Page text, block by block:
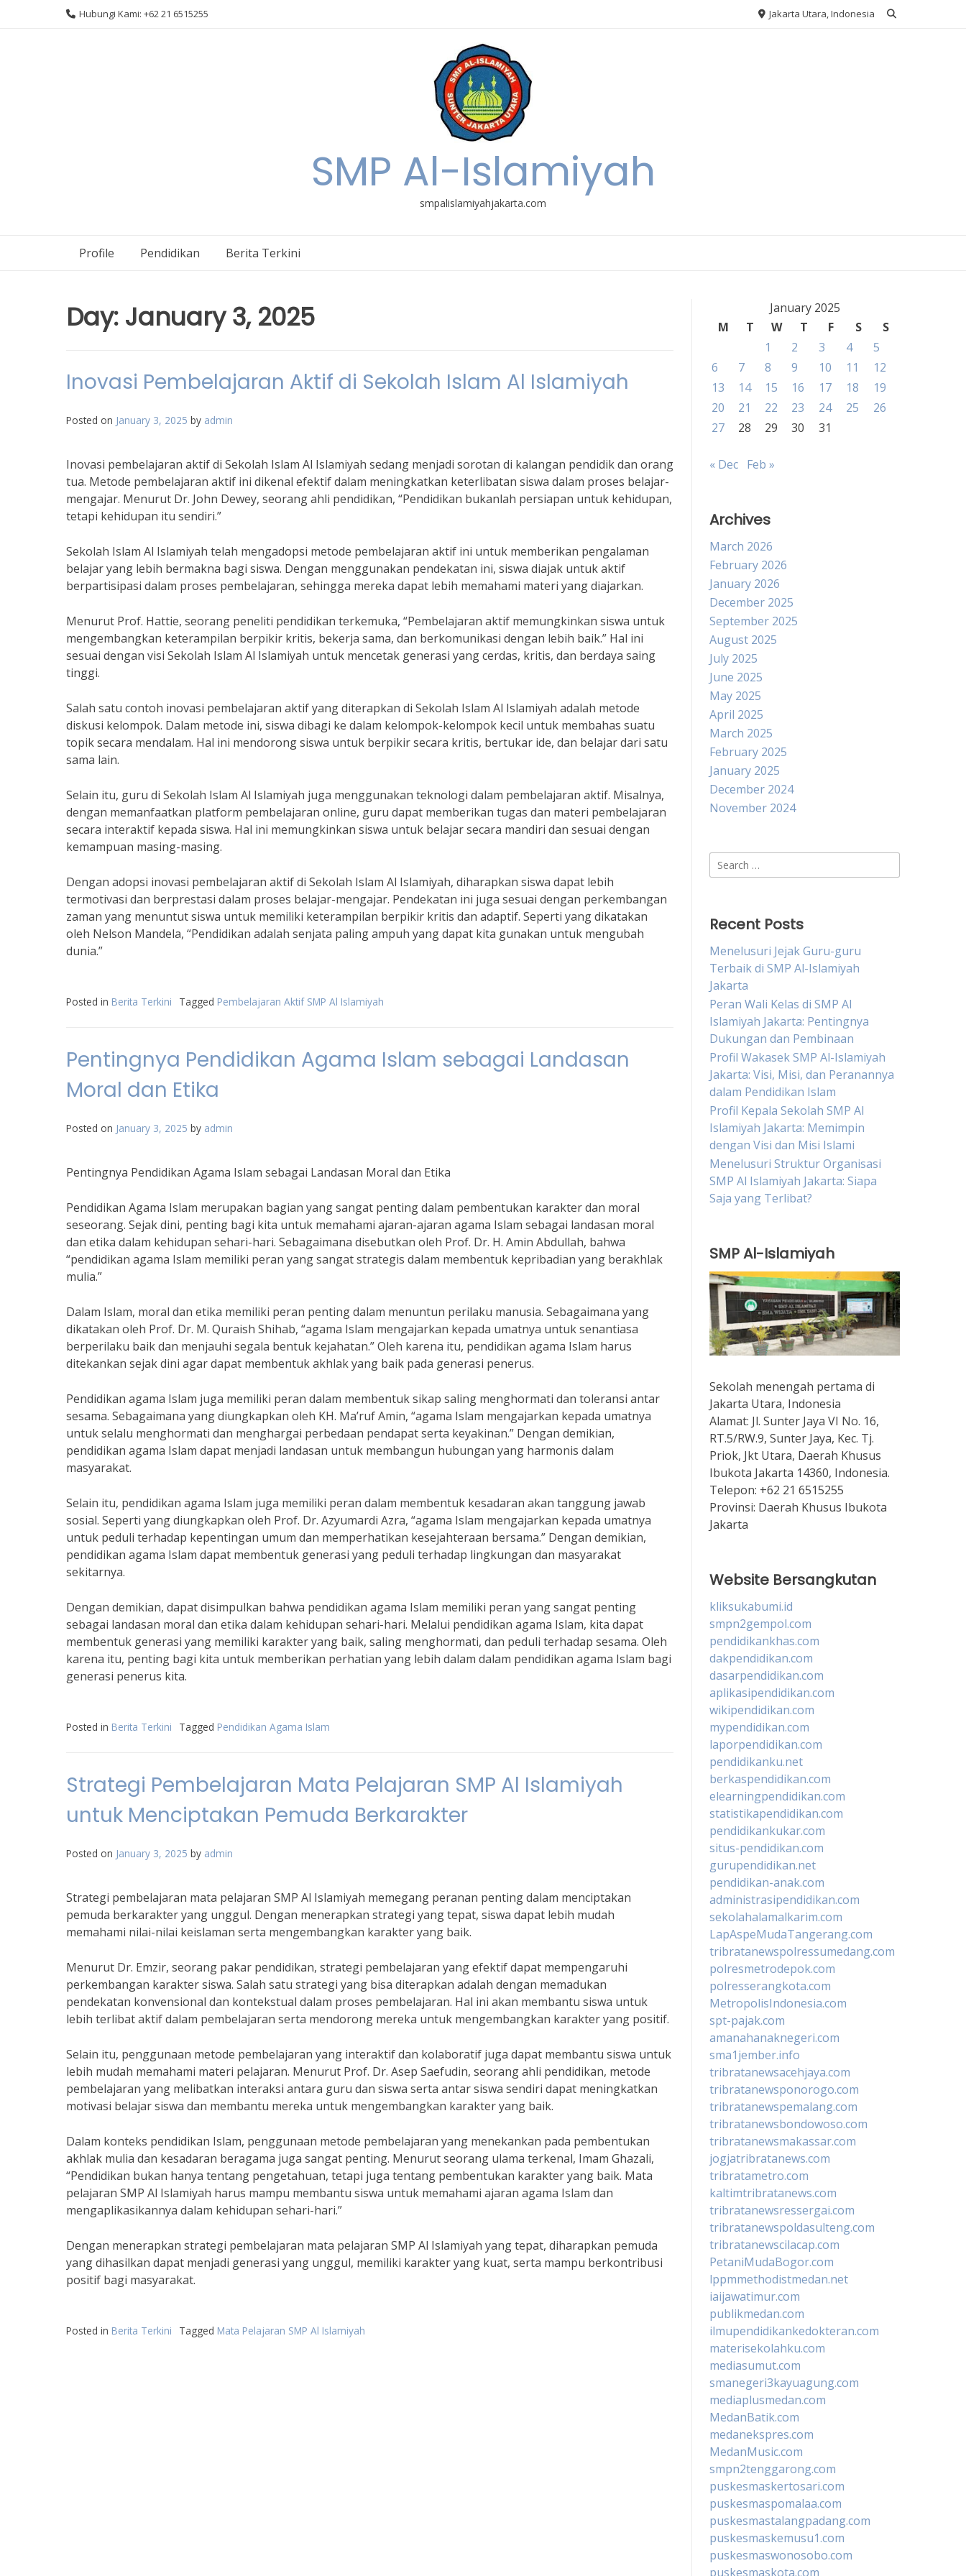
Hubungi Kami: +62 21 6515255 Jakarta Utara, Indonesia
SMP Al-Islamiyah
smpalislamiyahjakarta.com
Profile Pendidikan Berita Terkini
Day: January 3, 2025
Inovasi Pembelajaran Aktif di Sekolah Islam Al Islamiyah
Posted on January 3, 2025 by admin
Inovasi pembelajaran aktif di Sekolah Islam Al Islamiyah sedang menjadi sorotan di kalangan pendidik dan orang
tua. Metode pembelajaran aktif ini dikenal efektif dalam meningkatkan keterlibatan siswa dalam proses belajar-
mengajar. Menurut Dr. John Dewey, seorang ahli pendidikan, “Pendidikan bukanlah persiapan untuk kehidupan,
tetapi kehidupan itu sendiri.”
Sekolah Islam Al Islamiyah telah mengadopsi metode pembelajaran aktif ini untuk memberikan pengalaman
belajar yang lebih bermakna bagi siswa. Dengan menggunakan pendekatan ini, siswa diajak untuk aktif
berpartisipasi dalam proses pembelajaran, sehingga mereka dapat lebih memahami materi yang diajarkan.
Menurut Prof. Hattie, seorang peneliti pendidikan terkemuka, “Pembelajaran aktif memungkinkan siswa untuk
mengembangkan keterampilan berpikir kritis, bekerja sama, dan berkomunikasi dengan lebih baik.” Hal ini
sesuai dengan visi Sekolah Islam Al Islamiyah untuk mencetak generasi yang cerdas, kritis, dan berdaya saing
tinggi.
Salah satu contoh inovasi pembelajaran aktif yang diterapkan di Sekolah Islam Al Islamiyah adalah metode
diskusi kelompok. Dalam metode ini, siswa dibagi ke dalam kelompok-kelompok kecil untuk membahas suatu
topik secara mendalam. Hal ini mendorong siswa untuk berpikir secara kritis, bertukar ide, dan belajar dari satu
sama lain.
Selain itu, guru di Sekolah Islam Al Islamiyah juga menggunakan teknologi dalam pembelajaran aktif. Misalnya,
dengan memanfaatkan platform pembelajaran online, guru dapat memberikan tugas dan materi pembelajaran
secara interaktif kepada siswa. Hal ini memungkinkan siswa untuk belajar secara mandiri dan sesuai dengan
kemampuan masing-masing.
Dengan adopsi inovasi pembelajaran aktif di Sekolah Islam Al Islamiyah, diharapkan siswa dapat lebih
termotivasi dan berprestasi dalam proses belajar-mengajar. Pendekatan ini juga sesuai dengan perkembangan
zaman yang menuntut siswa untuk memiliki keterampilan berpikir kritis dan adaptif. Seperti yang dikatakan
oleh Nelson Mandela, “Pendidikan adalah senjata paling ampuh yang dapat kita gunakan untuk mengubah
dunia.”
Posted in Berita Terkini Tagged Pembelajaran Aktif SMP Al Islamiyah
Pentingnya Pendidikan Agama Islam sebagai Landasan
Moral dan Etika
Posted on January 3, 2025 by admin
Pentingnya Pendidikan Agama Islam sebagai Landasan Moral dan Etika
Pendidikan Agama Islam merupakan bagian yang sangat penting dalam pembentukan karakter dan moral
seseorang. Sejak dini, penting bagi kita untuk memahami ajaran-ajaran agama Islam sebagai landasan moral
dan etika dalam kehidupan sehari-hari. Sebagaimana disebutkan oleh Prof. Dr. H. Amin Abdullah, bahwa
“pendidikan agama Islam memiliki peran yang sangat strategis dalam membentuk kepribadian yang berakhlak
mulia.”
Dalam Islam, moral dan etika memiliki peran penting dalam menuntun perilaku manusia. Sebagaimana yang
dikatakan oleh Prof. Dr. M. Quraish Shihab, “agama Islam mengajarkan kepada umatnya untuk senantiasa
berperilaku baik dan menjauhi segala bentuk kejahatan.” Oleh karena itu, pendidikan agama Islam harus
ditekankan sejak dini agar dapat membentuk akhlak yang baik pada generasi penerus.
Pendidikan agama Islam juga memiliki peran dalam membentuk sikap saling menghormati dan toleransi antar
sesama. Sebagaimana yang diungkapkan oleh KH. Ma’ruf Amin, “agama Islam mengajarkan kepada umatnya
untuk selalu menghormati dan menghargai perbedaan pendapat serta keyakinan.” Dengan demikian,
pendidikan agama Islam dapat menjadi landasan untuk membangun hubungan yang harmonis dalam
masyarakat.
Selain itu, pendidikan agama Islam juga memiliki peran dalam membentuk kesadaran akan tanggung jawab
sosial. Seperti yang diungkapkan oleh Prof. Dr. Azyumardi Azra, “agama Islam mengajarkan kepada umatnya
untuk peduli terhadap kepentingan umum dan memperhatikan kesejahteraan bersama.” Dengan demikian,
pendidikan agama Islam dapat membentuk generasi yang peduli terhadap lingkungan dan masyarakat
sekitarnya.
Dengan demikian, dapat disimpulkan bahwa pendidikan agama Islam memiliki peran yang sangat penting
sebagai landasan moral dan etika dalam kehidupan sehari-hari. Melalui pendidikan agama Islam, kita dapat
membentuk generasi yang memiliki karakter yang baik, saling menghormati, dan peduli terhadap sesama. Oleh
karena itu, penting bagi kita untuk memberikan perhatian yang lebih dalam dalam pendidikan agama Islam bagi
generasi penerus kita.
Posted in Berita Terkini Tagged Pendidikan Agama Islam
Strategi Pembelajaran Mata Pelajaran SMP Al Islamiyah
untuk Menciptakan Pemuda Berkarakter
Posted on January 3, 2025 by admin
Strategi pembelajaran mata pelajaran SMP Al Islamiyah memegang peranan penting dalam menciptakan
pemuda berkarakter yang unggul. Dengan menerapkan strategi yang tepat, siswa dapat lebih mudah
memahami nilai-nilai keislaman serta mengembangkan karakter yang baik.
Menurut Dr. Emzir, seorang pakar pendidikan, strategi pembelajaran yang efektif dapat mempengaruhi
perkembangan karakter siswa. Salah satu strategi yang bisa diterapkan adalah dengan memadukan
pendekatan konvensional dan kontekstual dalam proses pembelajaran. Hal ini akan membantu siswa untuk
lebih terlibat aktif dalam pembelajaran serta mendorong mereka untuk mengembangkan karakter yang positif.
Selain itu, penggunaan metode pembelajaran yang interaktif dan kolaboratif juga dapat membantu siswa untuk
lebih mudah memahami materi pelajaran. Menurut Prof. Dr. Asep Saefudin, seorang ahli pendidikan, metode
pembelajaran yang melibatkan interaksi antara guru dan siswa serta antar siswa sendiri dapat meningkatkan
motivasi belajar siswa dan membantu mereka untuk mengembangkan karakter yang baik.
Dalam konteks pendidikan Islam, penggunaan metode pembelajaran yang menekankan pada pembentukan
akhlak mulia dan kesadaran beragama juga sangat penting. Menurut seorang ulama terkenal, Imam Ghazali,
“Pendidikan bukan hanya tentang pengetahuan, tetapi juga tentang pembentukan karakter yang baik. Mata
pelajaran SMP Al Islamiyah harus mampu membantu siswa untuk memahami ajaran agama Islam dan
mengaplikasikannya dalam kehidupan sehari-hari.”
Dengan menerapkan strategi pembelajaran mata pelajaran SMP Al Islamiyah yang tepat, diharapkan pemuda
yang dihasilkan dapat menjadi generasi yang unggul, memiliki karakter yang kuat, serta mampu berkontribusi
positif bagi masyarakat.
Posted in Berita Terkini Tagged Mata Pelajaran SMP Al Islamiyah
January 2025
M
T W T F S
S
1
2 3 4
5
6
7 8 9 10 11
12
13
14 15 16 17 18
19
20
21 22 23 24 25
26
27
28 29 30 31
« Dec Feb »
Archives
March 2026
February 2026
January 2026
December 2025
September 2025
August 2025
July 2025
June 2025
May 2025
April 2025
March 2025
February 2025
January 2025
December 2024
November 2024
Search
for:
Recent Posts
Menelusuri Jejak Guru-guru
Terbaik di SMP Al-Islamiyah
Jakarta
Peran Wali Kelas di SMP Al
Islamiyah Jakarta: Pentingnya
Dukungan dan Pembinaan
Profil Wakasek SMP Al-Islamiyah
Jakarta: Visi, Misi, dan Peranannya
dalam Pendidikan Islam
Profil Kepala Sekolah SMP Al
Islamiyah Jakarta: Memimpin
dengan Visi dan Misi Islami
Menelusuri Struktur Organisasi
SMP Al Islamiyah Jakarta: Siapa
Saja yang Terlibat?
SMP Al-Islamiyah
Sekolah menengah pertama di
Jakarta Utara, Indonesia
Alamat: Jl. Sunter Jaya VI No. 16,
RT.5/RW.9, Sunter Jaya, Kec. Tj.
Priok, Jkt Utara, Daerah Khusus
Ibukota Jakarta 14360, Indonesia.
Telepon: +62 21 6515255
Provinsi: Daerah Khusus Ibukota
Jakarta
Website Bersangkutan
kliksukabumi.id
smpn2gempol.com
pendidikankhas.com
dakpendidikan.com
dasarpendidikan.com
aplikasipendidikan.com
wikipendidikan.com
mypendidikan.com
laporpendidikan.com
pendidikanku.net
berkaspendidikan.com
elearningpendidikan.com
statistikapendidikan.com
pendidikankukar.com
situs-pendidikan.com
gurupendidikan.net
pendidikan-anak.com
administrasipendidikan.com
sekolahalamalkarim.com
LapAspeMudaTangerang.com
tribratanewspolressumedang.com
polresmetrodepok.com
polresserangkota.com
MetropolisIndonesia.com
spt-pajak.com
amanahanaknegeri.com
sma1jember.info
tribratanewsacehjaya.com
tribratanewsponorogo.com
tribratanewspemalang.com
tribratanewsbondowoso.com
tribratanewsmakassar.com
jogjatribratanews.com
tribratametro.com
kaltimtribratanews.com
tribratanewsressergai.com
tribratanewspoldasulteng.com
tribratanewscilacap.com
PetaniMudaBogor.com
lppmmethodistmedan.net
iaijawatimur.com
publikmedan.com
ilmupendidikankedokteran.com
materisekolahku.com
mediasumut.com
smanegeri3kayuagung.com
mediaplusmedan.com
MedanBatik.com
medanekspres.com
MedanMusic.com
smpn2tenggarong.com
puskesmaskertosari.com
puskesmaspomalaa.com
puskesmastalangpadang.com
puskesmaskemusu1.com
puskesmaswonosobo.com
puskesmaskota.com